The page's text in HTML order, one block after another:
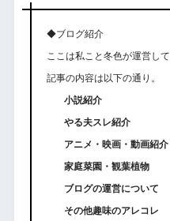
◆ブログ紹介
ここは私こと冬色が運営し
記事の内容は以下の通り。
小説紹介
やる夫スレ紹介
アニメ・映画・動画紹介
家庭菜園・観葉植物
ブログの運営について
その他趣味のアレコレ